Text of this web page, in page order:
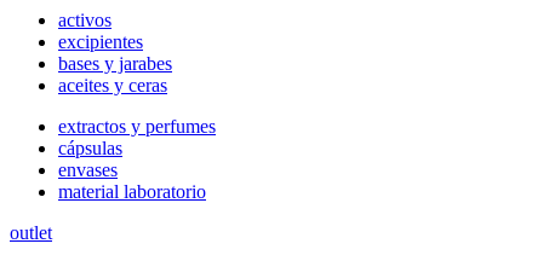
activos
excipientes
bases y jarabes
aceites y ceras
extractos y perfumes
cápsulas
envases
material laboratorio
outlet